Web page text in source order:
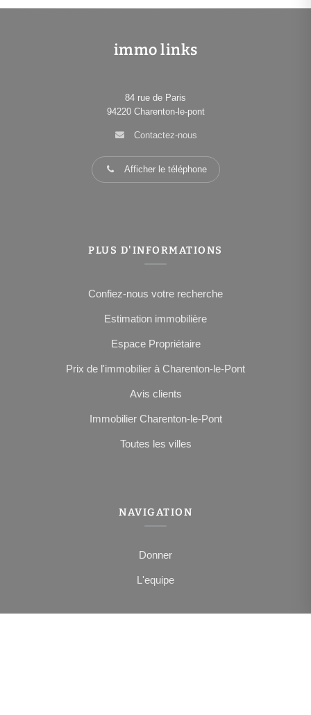
immo links
84 rue de Paris
94220 Charenton-le-pont
Contactez-nous
Afficher le téléphone
PLUS D'INFORMATIONS
Confiez-nous votre recherche
Estimation immobilière
Espace Propriétaire
Prix de l'immobilier à Charenton-le-Pont
Avis clients
Immobilier Charenton-le-Pont
Toutes les villes
NAVIGATION
Donner
L'equipe